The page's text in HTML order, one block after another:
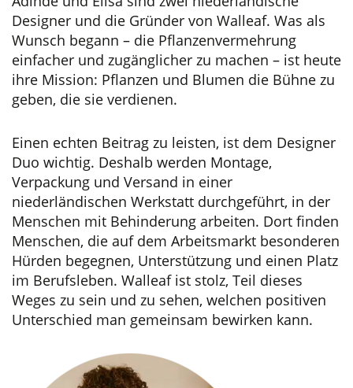
Designer und die Gründer von Walleaf. Was als
Wunsch begann – die Pflanzenvermehrung
einfacher und zugänglicher zu machen – ist heute
ihre Mission: Pflanzen und Blumen die Bühne zu
geben, die sie verdienen.
Einen echten Beitrag zu leisten, ist dem Designer
Duo wichtig. Deshalb werden Montage,
Verpackung und Versand in einer
niederländischen Werkstatt durchgeführt, in der
Menschen mit Behinderung arbeiten. Dort finden
Menschen, die auf dem Arbeitsmarkt besonderen
Hürden begegnen, Unterstützung und einen Platz
im Berufsleben. Walleaf ist stolz, Teil dieses
Weges zu sein und zu sehen, welchen positiven
Unterschied man gemeinsam bewirken kann.